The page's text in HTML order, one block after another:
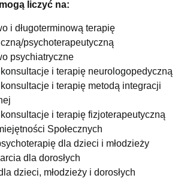
liczyć na:
i długoterminową terapię
psychoterapeutyczną
psychiatryczne
i terapię neurologopedyczną
i terapię metodą integracji
i terapię fizjoterapeutyczną
Społecznych
dla dzieci i młodzieży
dla dorosłych
dzieci, młodzieży i dorosłych